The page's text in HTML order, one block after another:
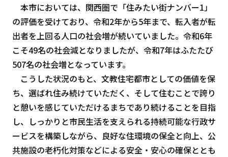
本市においては、関西圏で「住みたい街ナンバー1」
の評価を受けており、令和2年から5年まで、転入者が転
出者を上回る人口の社会増が続いていました。令和6年
こそ49名の社会減となりましたが、令和7年はふたたび
507名の社会増となっています。
こうした状況のもと、文教住宅都市としての価値を保
ち、選ばれ住み続けていただく、そして住むことで誇り
と憩いを感じていただけるまちであり続けることを目指
し、しっかりと市民生活を支えられる持続可能な行政サ
ービスを構築しながら、良好な住環境の保全と向上、公
共施設の老朽化対策などによる安全・安心の確保ととも